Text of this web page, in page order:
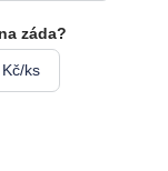
záda?
ks